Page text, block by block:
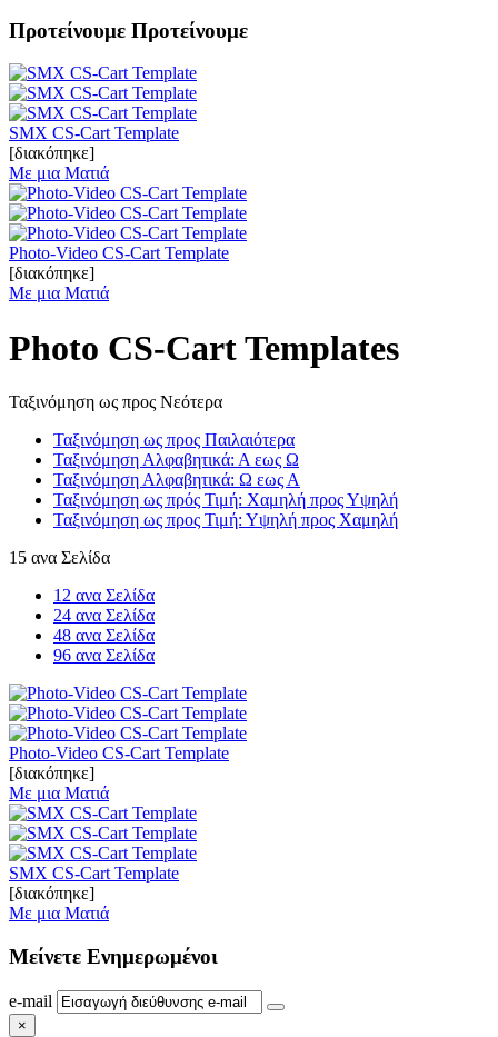
Προτείνουμε Προτείνουμε
SMX CS-Cart Template
[διακόπηκε]
Με μια Ματιά
Photo-Video CS-Cart Template
[διακόπηκε]
Με μια Ματιά
Photo CS-Cart Templates
Ταξινόμηση ως προς Νεότερα
Ταξινόμηση ως προς Παιλαιότερα
Ταξινόμηση Αλφαβητικά: Α εως Ω
Ταξινόμηση Αλφαβητικά: Ω εως Α
Ταξινόμηση ως πρός Τιμή: Χαμηλή προς Υψηλή
Ταξινόμηση ως προς Τιμή: Υψηλή προς Χαμηλή
15 ανα Σελίδα
12 ανα Σελίδα
24 ανα Σελίδα
48 ανα Σελίδα
96 ανα Σελίδα
Photo-Video CS-Cart Template
[διακόπηκε]
Με μια Ματιά
SMX CS-Cart Template
[διακόπηκε]
Με μια Ματιά
Μείνετε Ενημερωμένοι
e-mail
×